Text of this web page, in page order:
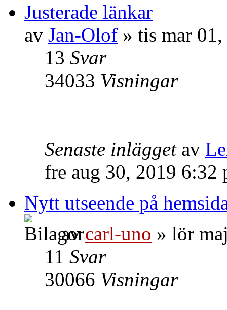
Justerade länkar
av Jan-Olof » tis mar
13 Svar
34033 Visningar
Senaste inlägget av
fre aug 30, 2019 6:32
Nytt utseende på
avcarl-uno » lör
11 Svar
30066 Visningar